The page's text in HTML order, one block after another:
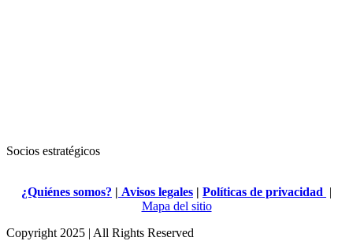
Socios estratégicos
¿Quiénes somos? | Avisos legales | Políticas de privacidad |
Mapa del sitio
Copyright 2025 | All Rights Reserved